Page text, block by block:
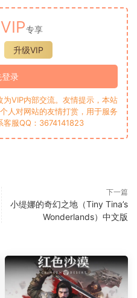
VIP专享
升级VIP
录
VIP内部交流。友情提示，本站
人对网站的友情打赏，用于服务
客服QQ：3674141823
下一篇
小缇娜的奇幻之地（Tiny Tina’s
Wonderlands）中文版